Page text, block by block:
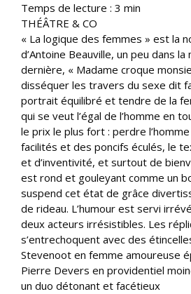
Temps de lecture : 3 min
THÉÂTRE & CO
« La logique des femmes » est la
d’Antoine Beauville, un peu dans
dernière, « Madame croque
disséquer les travers du sexe dit
portrait équilibré et tendre de la
qui se veut l’égal de l’homme en
le prix le plus fort : perdre
facilités et des poncifs éculés, le
et d’inventivité, et surtout de
est rond et gouleyant comme un
suspend cet état de grâce
de rideau. L’humour est servi
deux acteurs irrésistibles. Les
s’entrechoquent avec des
Stevenoot en femme amoureuse
Pierre Devers en providentiel
un duo détonant et facétieux